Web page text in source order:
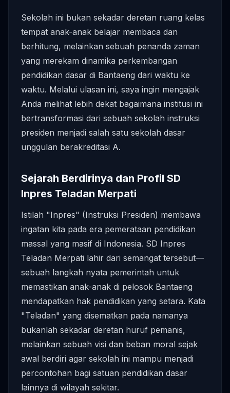
Sekolah ini bukan sekadar deretan ruang kelas
tempat anak-anak belajar membaca dan
berhitung, melainkan sebuah penanda zaman
yang merekam dinamika perkembangan
pendidikan dasar di Bantaeng dari waktu ke
waktu. Melalui ulasan ini, saya ingin mengajak
Anda melihat lebih dekat bagaimana institusi ini
bertransformasi dari sebuah sekolah instruksi
presiden menjadi salah satu sekolah dasar
unggulan berakreditasi A.
Sejarah Berdirinya dan Profil SD
Inpres Teladan Merpati
Istilah "Inpres" (Instruksi Presiden) membawa
ingatan kita pada era pemerataan pendidikan
massal yang masif di Indonesia. SD Inpres
Teladan Merpati lahir dari semangat tersebut—
sebuah langkah nyata pemerintah untuk
memastikan anak-anak di pelosok Bantaeng
mendapatkan hak pendidikan yang setara. Kata
"Teladan" yang disematkan pada namanya
bukanlah sekadar deretan huruf pemanis,
melainkan sebuah visi dan beban moral sejak
awal berdiri agar sekolah ini mampu menjadi
percontohan bagi satuan pendidikan dasar
lainnya di wilayah sekitar.